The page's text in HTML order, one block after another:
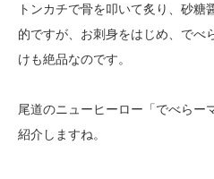
トンカチで骨を叩いて炙り、砂
的ですが、お刺身をはじめ、でべ
けも絶品なのです。
尾道のニューヒーロー「でべらー
紹介しますね。